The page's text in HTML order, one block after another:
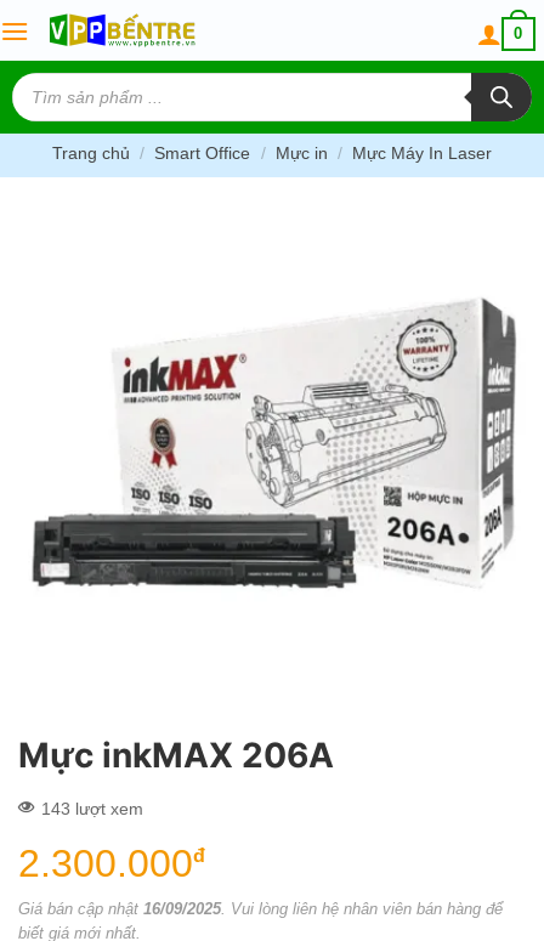
to
content
0
Tìm
kiếm
sản
phẩm
Trang chủ / Smart Office / Mực in / Mực Máy In Laser
Mực inkMAX 206A
143 lượt xem
2.300.000đ
Giá bán cập nhật 16/09/2025. Vui lòng liên hệ nhân viên bán hàng để
biết giá mới nhất.